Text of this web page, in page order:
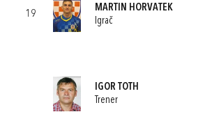
19
MARTIN HORVATEK
Igrač
IGOR TOTH
Trener